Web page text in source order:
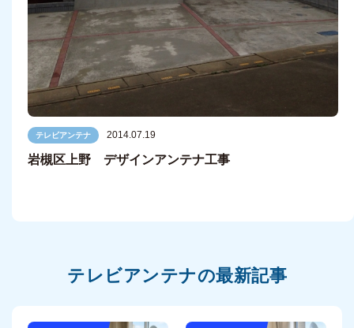
テレビアンテナ 2014.07.19
岩槻区上野 デザインアンテナ工事
テレビアンテナの最新記事